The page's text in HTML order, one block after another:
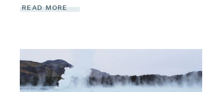
READ MORE